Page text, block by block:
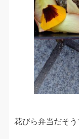
花びら弁当だそ